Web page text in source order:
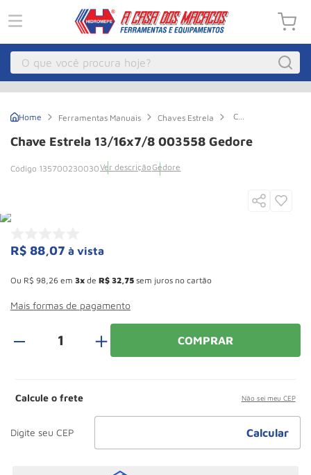
O que você procura hoje?
Ferramentas Manuais Chaves Estrela
Chave
13/16x7/8
003558
Chave Estrela 13/16x7/8 003558 Gedore
135700230030Ver descriçãoGedore
R$ 88,07 à vista
Ou R$ 98 26 em 3 de R$ 32 75 sem juros no cartão
Mais formas de pagamento
＋ COMPRAR
Calcule o frete Não sei meu CEP
º Macaco Hidraulico
4º Talha Eletrica
7 Macaco